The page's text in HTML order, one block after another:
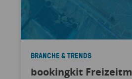
BRANCHE & TRENDS
bookingkit